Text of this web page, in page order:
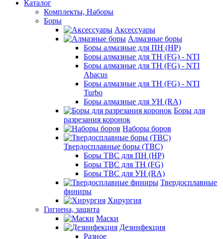
Каталог
Комплекты, Наборы
Боры
Аксессуары
Алмазные боры
Боры алмазные для ПН (HP)
Боры алмазные для ТН (FG) - NTI
Боры алмазные для ТН (FG) - NTI
Abacus
Боры алмазные для ТН (FG) - NTI
Turbo
Боры алмазные для УН (RA)
Боры для
разрезания коронок
Наборы боров
Твердосплавные боры (ТВС)
Боры ТВС для ПН (HP)
Боры ТВС для ТН (FG)
Боры ТВС для УН (RA)
Твердосплавные
финиры
Хирургия
Гигиена, защита
Маски
Дезинфекция
Разное